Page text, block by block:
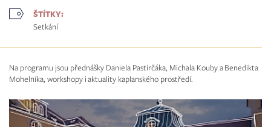
ŠTÍTKY:
Setkání
Na programu jsou přednášky Daniela Pastirčáka, Michala Kouby a Benedikta
Mohelníka, workshopy i aktuality kaplanského prostředí.